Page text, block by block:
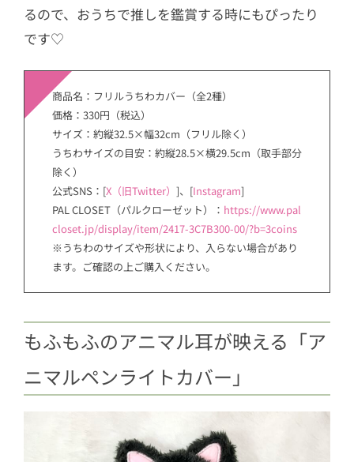
るので、おうちで推しを鑑賞する時にもぴったり
です♡
商品名：フリルうちわカバー（全2種）
価格：330円（税込）
サイズ：約縦32.5×幅32cm（フリル除く）
うちわサイズの目安：約縦28.5×横29.5cm（取手部分
除く）
公式SNS：[X（旧Twitter） ]、[Instagram]
PAL CLOSET（パルクローゼット）： https://www.pal
closet.jp/display/item/2417-3C7B300-00/?b=3coins
※うちわのサイズや形状により、入らない場合があり
ます。ご確認の上ご購入ください。
もふもふのアニマル耳が映える「ア
ニマルペンライトカバー」